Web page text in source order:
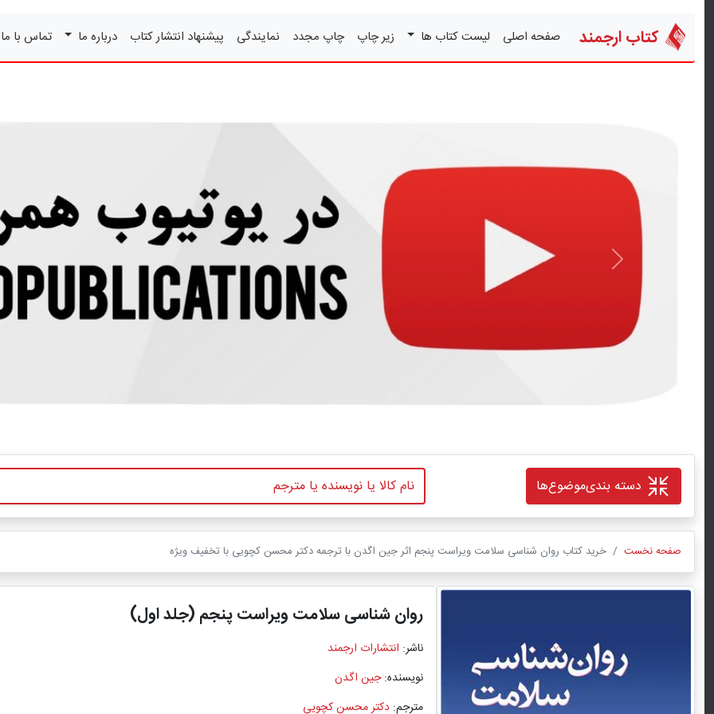
کتاب ارجمند صفحه اصلی لیست کتاب ها زیر چاپ چاپ مجدد نمایندگی پیشنهاد انتشار کتاب درباره ما تماس با
قبلی
دسته بندیموضوع‌ها
صفحه نخست خرید کتاب روان‌ شناسی سلامت ویراست پنجم اثر جین اگدن با ترجمه دکتر محسن کچویی با تخفیف ویژه
روان‌ شناسی سلامت ویراست پنجم (جلد اول)
ناشر: انتشارات ارجمند
نویسنده:جین اگدن
مترجم: دکتر محسن کچویی